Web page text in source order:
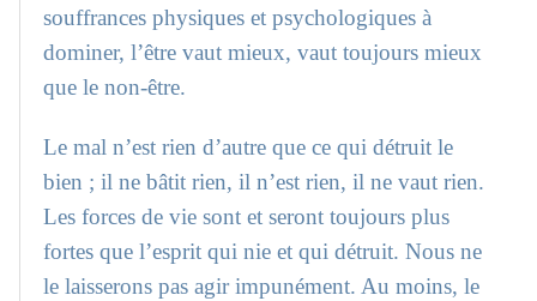
souffrances physiques et psychologiques à
dominer, l’être vaut mieux, vaut toujours mieux
que le non-être.
Le mal n’est rien d’autre que ce qui détruit le
bien ; il ne bâtit rien, il n’est rien, il ne vaut rien.
Les forces de vie sont et seront toujours plus
fortes que l’esprit qui nie et qui détruit. Nous ne
le laisserons pas agir impunément. Au moins, le